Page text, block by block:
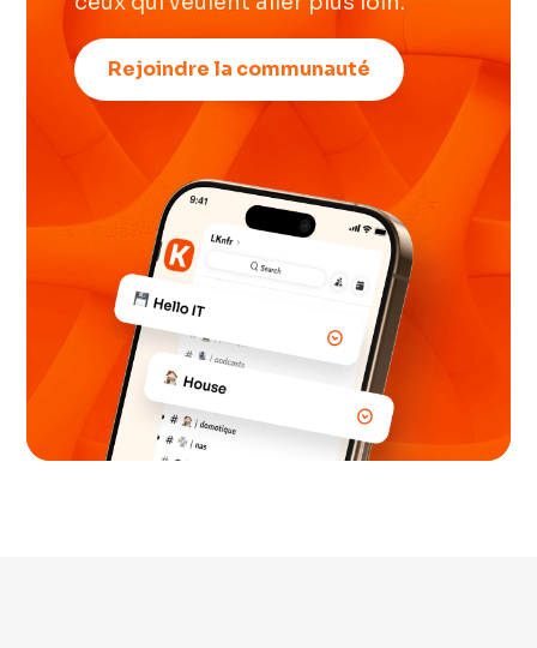
Rejoindre la communauté